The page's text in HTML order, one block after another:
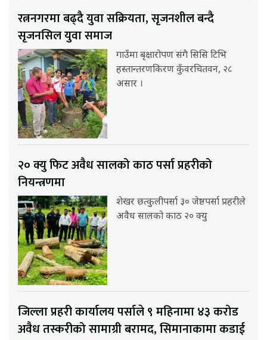
रत्ननगरमा बढ्दै युवा सक्रियता, सृजनशील बन्दै
सृजनसिल युवा समाज
गाउँमा बृक्षारोपण संगै सिसि टिभि
हस्तान्तरणकिरण कुँवरचितवन, २८
असार ।
२० क्यु फिट अवैध सालको काठ पर्सा प्रहरीको
नियन्त्रणमा
शेखर छत्कुलीपर्सा ३० जेष्ठपर्सा प्रहरीले
अवैध सालको काठ २० क्यु
जिल्ला प्रहरी कार्यालय पर्साले ९ महिनामा ४३ करोड
अवैध तस्करीको सामाग्री बरामद, सिमानाकामा कडाई